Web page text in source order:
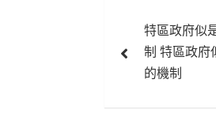
章
覽
特區政府似
制 特區政府
的機制